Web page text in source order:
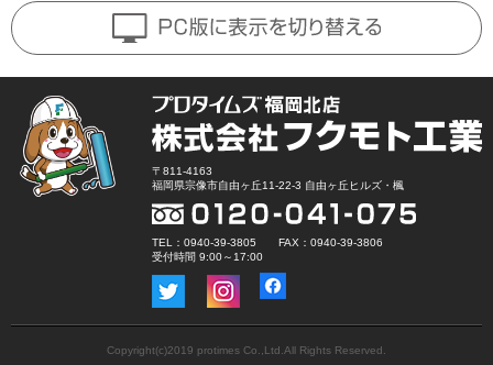
〒811-4163
福岡県宗像市自由ヶ丘11-22-3 自由ヶ丘ヒルズ・楓
TEL：0940-39-3805 FAX：0940-39-3806
受付時間 9:00～17:00
Copyright(c)2019 protimes Co.,Ltd.All Rights Reserved.